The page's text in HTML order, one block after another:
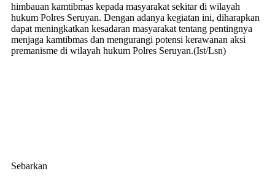
himbauan kamtibmas kepada masyarakat sekitar di wilayah
hukum Polres Seruyan. Dengan adanya kegiatan ini, diharapkan
dapat meningkatkan kesadaran masyarakat tentang pentingnya
menjaga kamtibmas dan mengurangi potensi kerawanan aksi
premanisme di wilayah hukum Polres Seruyan.(Ist/Lsn)
Sebarkan